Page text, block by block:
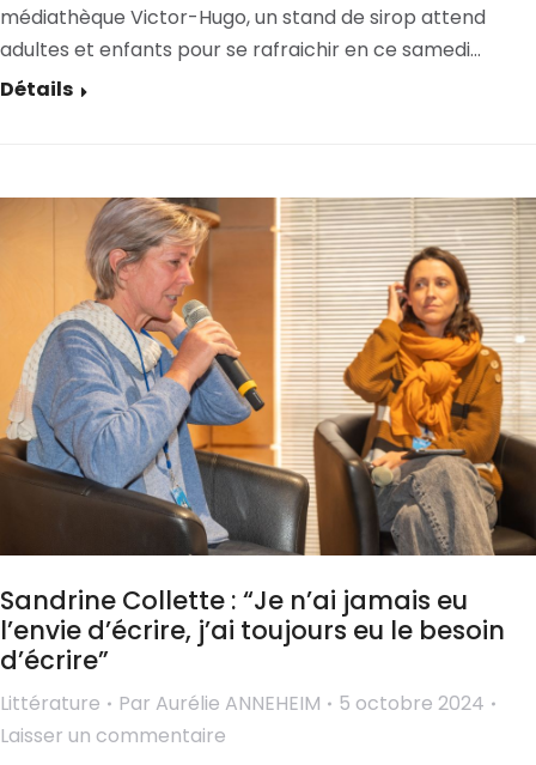
médiathèque Victor-Hugo, un stand de sirop attend
adultes et enfants pour se rafraichir en ce samedi…
Détails
Sandrine Collette : “Je n’ai jamais eu
l’envie d’écrire, j’ai toujours eu le besoin
d’écrire”
Littérature Par Aurélie ANNEHEIM
5 octobre 2024
Laisser un commentaire